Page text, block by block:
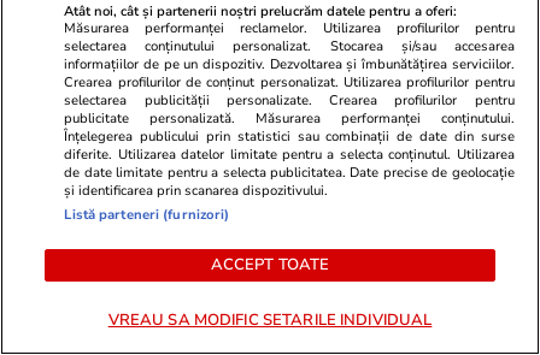
Lifestyle 15 iul.
Combinaţii răcoritoare de apă
cu fructe şi plante aromatice
pentru vară
Lifestyle 01 aug.
Atât noi, cât și partenerii noștri prelucrăm datele pentru a oferi:
Măsurarea performanței reclamelor. Utilizarea profilurilor pentru
selectarea conținutului personalizat. Stocarea și/sau accesarea
informațiilor de pe un dispozitiv. Dezvoltarea și îmbunătățirea serviciilor.
Crearea profilurilor de conținut personalizat. Utilizarea profilurilor pentru
selectarea publicității personalizate. Crearea profilurilor pentru
publicitate personalizată. Măsurarea performanței conținutului.
Înțelegerea publicului prin statistici sau combinații de date din surse
diferite. Utilizarea datelor limitate pentru a selecta conținutul. Utilizarea
de date limitate pentru a selecta publicitatea. Date precise de geolocație
și identificarea prin scanarea dispozitivului.
Listă parteneri (furnizori)
ACCEPT TOATE
VREAU SA MODIFIC SETARILE INDIVIDUAL